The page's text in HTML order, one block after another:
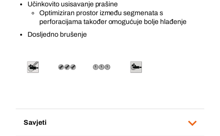
Učinkovito usisavanje prašine
Optimiziran prostor između segmenata s
perforacijama također omogućuje bolje hlađenje
Dosljedno brušenje
Savjeti